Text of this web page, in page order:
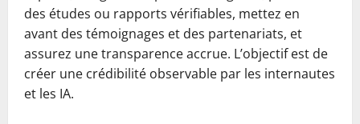
des études ou rapports vérifiables, mettez en
avant des témoignages et des partenariats, et
assurez une transparence accrue. L’objectif est de
créer une crédibilité observable par les internautes
et les IA.